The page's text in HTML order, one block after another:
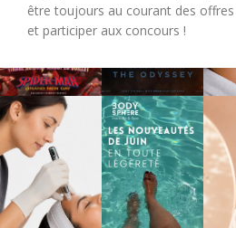
être toujours au courant des offres
et participer aux concours !